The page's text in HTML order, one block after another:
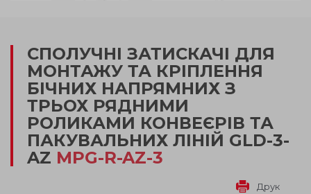
СПОЛУЧНІ ЗАТИСКАЧІ ДЛЯ
МОНТАЖУ ТА КРІПЛЕННЯ
БІЧНИХ НАПРЯМНИХ З
ТРЬОХ РЯДНИМИ
РОЛИКАМИ КОНВЕЄРІВ ТА
ПАКУВАЛЬНИХ ЛІНІЙ GLD-3-
AZ MPG-R-AZ-3
Друк